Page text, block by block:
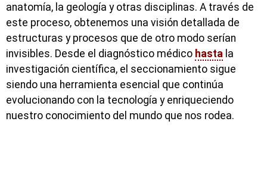
anatomía, la geología y otras disciplinas. A través de
este proceso, obtenemos una visión detallada de
estructuras y procesos que de otro modo serían
invisibles. Desde el diagnóstico médico hasta la
investigación científica, el seccionamiento sigue
siendo una herramienta esencial que continúa
evolucionando con la tecnología y enriqueciendo
nuestro conocimiento del mundo que nos rodea.